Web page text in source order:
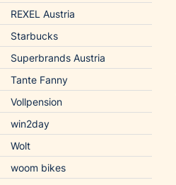
REXEL Austria
Starbucks
Superbrands Austria
Tante Fanny
Vollpension
win2day
Wolt
woom bikes